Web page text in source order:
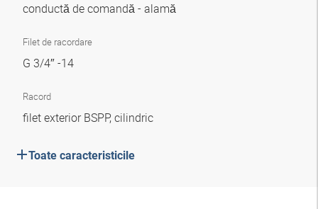
conductă de comandă - alamă
Filet de racordare
G 3/4″ -14
Racord
filet exterior BSPP, cilindric
Toate caracteristicile